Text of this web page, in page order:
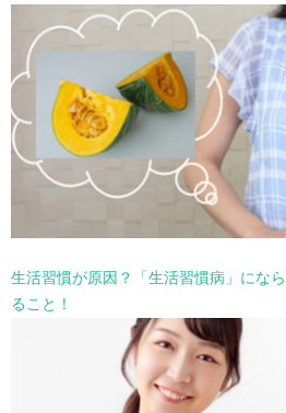
生活習慣が原因？「生活習慣病」にな
ること！